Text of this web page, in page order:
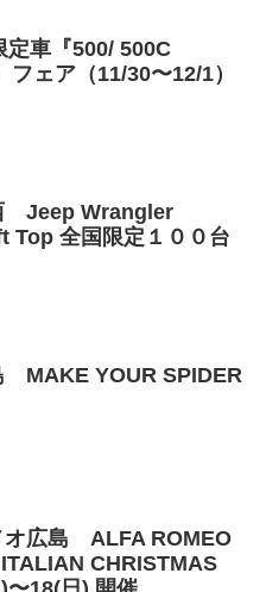
車『500/ 500C
ェア（11/30〜12/1）
Jeep Wrangler
Top 全国限定１００台
MAKE YOUR SPIDER
オ広島 ALFA ROMEO
CHRISTMAS